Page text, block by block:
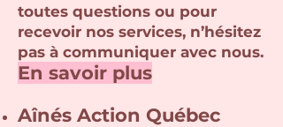
toutes questions ou pour
recevoir nos services, n’hésitez
pas à communiquer avec nous.
En savoir plus
Aînés Action Québec